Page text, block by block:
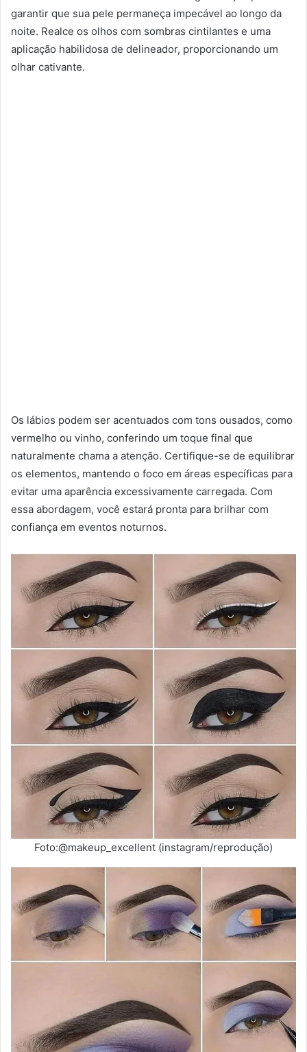
garantir que sua pele permaneça impecável ao longo da
noite. Realce os olhos com sombras cintilantes e uma
aplicação habilidosa de delineador, proporcionando um
olhar cativante.
Os lábios podem ser acentuados com tons ousados, como
vermelho ou vinho, conferindo um toque final que
naturalmente chama a atenção. Certifique-se de equilibrar
os elementos, mantendo o foco em áreas específicas para
evitar uma aparência excessivamente carregada. Com
essa abordagem, você estará pronta para brilhar com
confiança em eventos noturnos.
Foto:@makeup_excellent (instagram/reprodução)